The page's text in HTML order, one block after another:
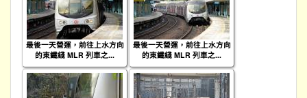
最後一天營運，前往上水方向
的東鐵綫 MLR 列車之...
最後一天營運，前往上水方向
的東鐵綫 MLR 列車之...